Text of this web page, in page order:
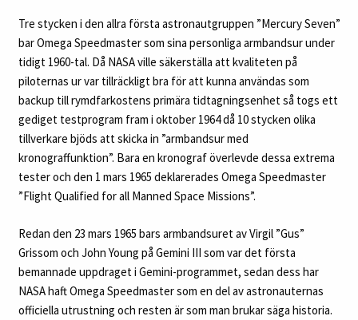
Tre stycken i den allra första astronautgruppen ”Mercury Seven”
bar Omega Speedmaster som sina personliga armbandsur under
tidigt 1960-tal. Då NASA ville säkerställa att kvaliteten på
piloternas ur var tillräckligt bra för att kunna användas som
backup till rymdfarkostens primära tidtagningsenhet så togs ett
gediget testprogram fram i oktober 1964 då 10 stycken olika
tillverkare bjöds att skicka in ”armbandsur med
kronograffunktion”. Bara en kronograf överlevde dessa extrema
tester och den 1 mars 1965 deklarerades Omega Speedmaster
”Flight Qualified for all Manned Space Missions”.
Redan den 23 mars 1965 bars armbandsuret av Virgil ”Gus”
Grissom och John Young på Gemini III som var det första
bemannade uppdraget i Gemini-programmet, sedan dess har
NASA haft Omega Speedmaster som en del av astronauternas
officiella utrustning och resten är som man brukar säga historia.